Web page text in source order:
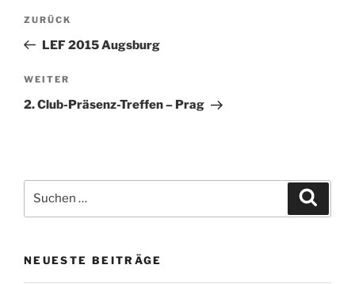
Beitragsnavigation
Vorheriger
Beitrag
ZURÜCK
LEF 2015 Augsburg
Nächster
Beitrag
WEITER
2. Club-Präsenz-Treffen – Prag
nach:
NEUESTE BEITRÄGE